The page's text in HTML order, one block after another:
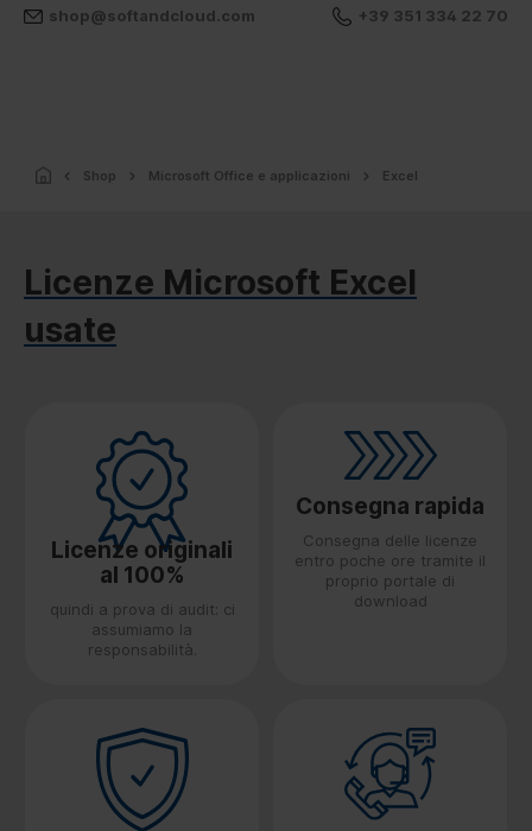
shop@softandcloud.com +39 351 334 22 70
Shop Microsoft Office e applicazioni Excel
Licenze Microsoft Excel
usate
Licenze originali
al 100%
quindi a prova di audit: ci
assumiamo la
responsabilità.
Consegna rapida
Consegna delle licenze
entro poche ore tramite il
proprio portale di
download